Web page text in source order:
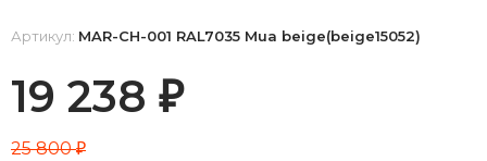
Артикул: MAR-CH-001 RAL7035 Mua beige(beige15052)
19 238 ₽
25 800₽